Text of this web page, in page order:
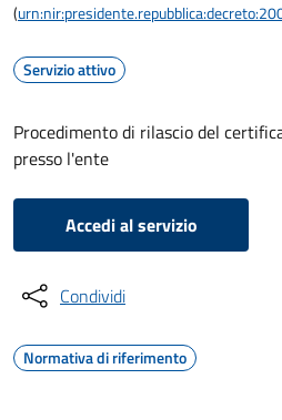
(
Servizio attivo
Procedimento di rilascio del
presso l'ente
Accedi al servizio
Condividi
Normativa di riferimento